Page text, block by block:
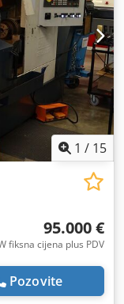
1 / 15
95.000 €
fiksna cijena plus PDV
Pozovite